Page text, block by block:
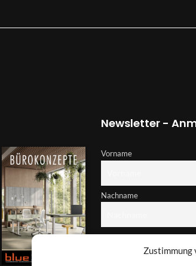
Zustimmung
Newsletter -
Vorname
Nachname